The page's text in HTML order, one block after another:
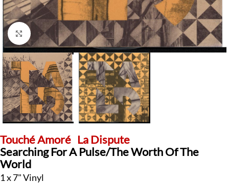
Klick zum Vergrößern
Touché Amoré La Dispute
Searching For A Pulse/The Worth Of The
World
1 x 7" Vinyl